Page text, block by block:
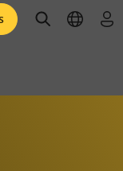
openopen